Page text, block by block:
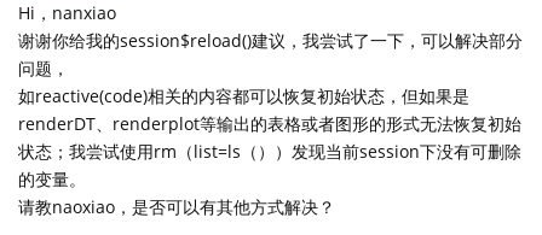
Hi，nanxiao
谢谢你给我的session$reload()建议，我尝试了一下，可以解决部分
问题，
如reactive(code)相关的内容都可以恢复初始状态，但如果是
renderDT、renderplot等输出的表格或者图形的形式无法恢复初始
状态；我尝试使用rm（list=ls（））发现当前session下没有可删除
的变量。
请教naoxiao，是否可以有其他方式解决？